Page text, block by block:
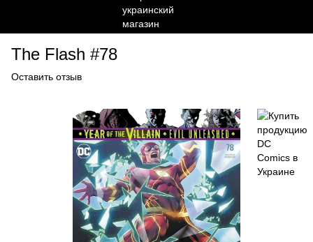
The Flash #78
Оставить отзыв